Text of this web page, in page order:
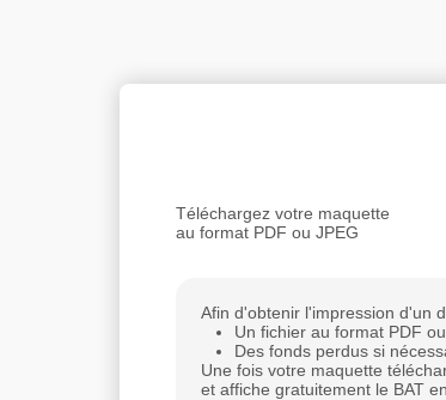
Téléchargez votre maquette
au format PDF ou JPEG
Afin d'obtenir l'impression d'un
Un fichier au format PDF
Des fonds perdus si
Une fois votre maquette
et affiche gratuitement le BAT